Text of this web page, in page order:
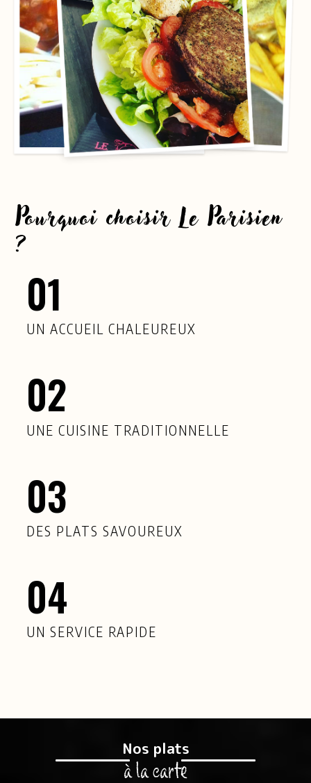
Pourquoi choisir Le Parisien
?
01
UN ACCUEIL CHALEUREUX
02
UNE CUISINE TRADITIONNELLE
03
DES PLATS SAVOUREUX
04
UN SERVICE RAPIDE
Nos plats
à la carte